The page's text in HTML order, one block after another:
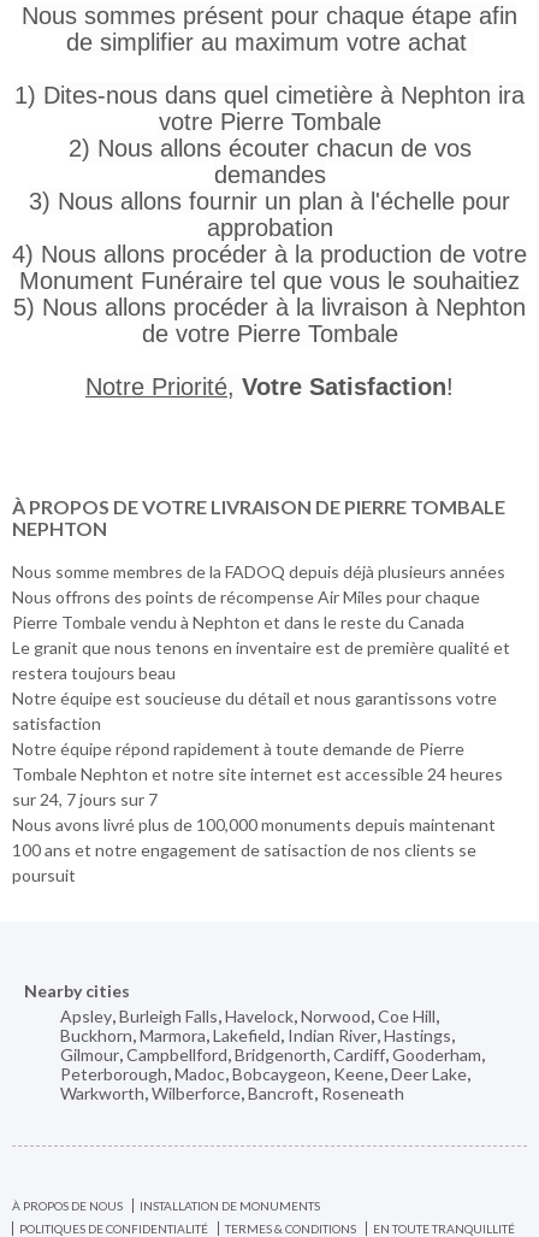
Nous sommes présent pour chaque étape afin
de simplifier au maximum votre achat
1) Dites-nous dans quel cimetière à Nephton ira
votre Pierre Tombale
2) Nous allons écouter chacun de vos
demandes
3) Nous allons fournir un plan à l'échelle pour
approbation
4) Nous allons procéder à la production de votre
Monument Funéraire tel que vous le souhaitiez
5) Nous allons procéder à la livraison à Nephton
de votre Pierre Tombale
Notre Priorité, Votre Satisfaction!
À PROPOS DE VOTRE LIVRAISON DE PIERRE TOMBALE
NEPHTON
Nous somme membres de la FADOQ depuis déjà plusieurs années
Nous offrons des points de récompense Air Miles pour chaque
Pierre Tombale vendu à Nephton et dans le reste du Canada
Le granit que nous tenons en inventaire est de première qualité et
restera toujours beau
Notre équipe est soucieuse du détail et nous garantissons votre
satisfaction
Notre équipe répond rapidement à toute demande de Pierre
Tombale Nephton et notre site internet est accessible 24 heures
sur 24, 7 jours sur 7
Nous avons livré plus de 100,000 monuments depuis maintenant
100 ans et notre engagement de satisaction de nos clients se
poursuit
Nearby cities
Apsley,Burleigh Falls,Havelock,Norwood,Coe Hill,
Buckhorn,Marmora,Lakefield, Indian River,Hastings,
Gilmour,Campbellford,Bridgenorth,Cardiff,Gooderham,
Peterborough,Madoc,Bobcaygeon, Keene,Deer Lake,
Warkworth,Wilberforce,Bancroft, Roseneath
À PROPOS DE NOUS
INSTALLATION DE MONUMENTS
POLITIQUES DE CONFIDENTIALITÉ
TERMES & CONDITIONS EN TOUTE TRANQUILLITÉ